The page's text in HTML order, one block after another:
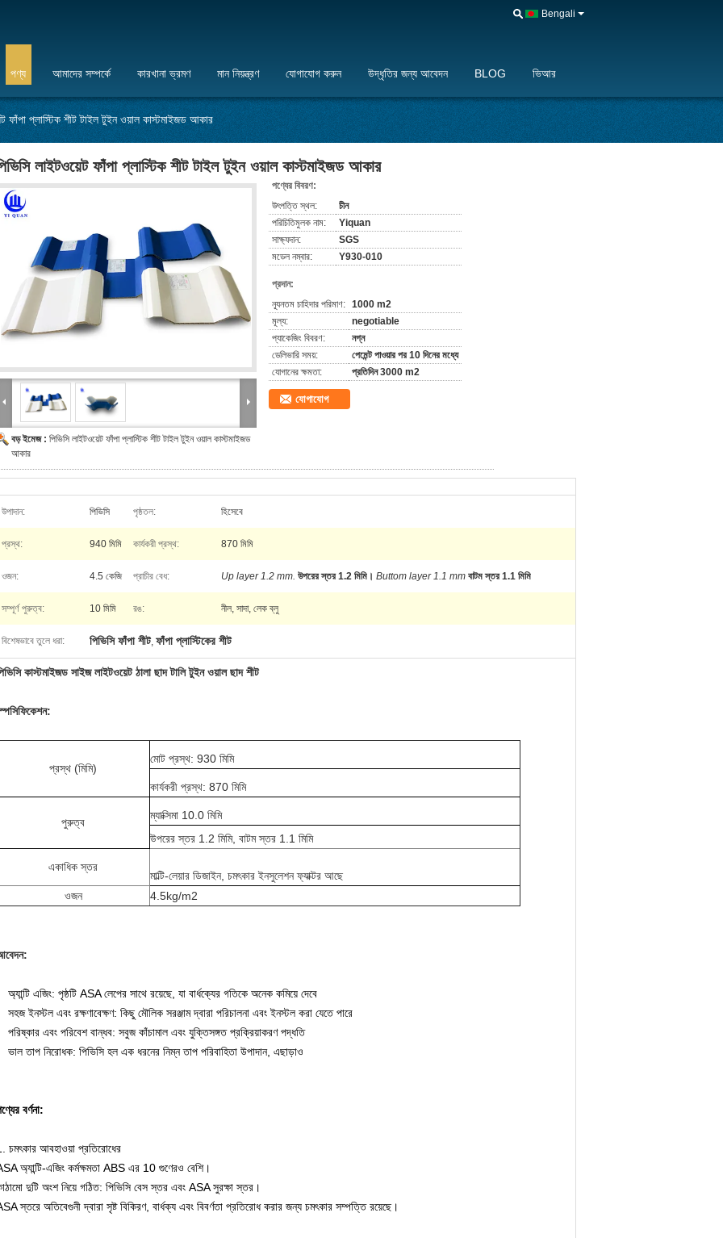
Bengali
পণ্য আমাদের সম্পর্কে কারখানা ভ্রমণ মান নিয়ন্ত্রণ যোগাযোগ করুন উদ্ধৃতির জন্য আবেদন BLOG ভিআর
ফাঁপা প্লাস্টিক শীট টাইল টুইন ওয়াল কাস্টমাইজড আকার
লাইটওয়েট ফাঁপা প্লাস্টিক শীট টাইল টুইন ওয়াল কাস্টমাইজড আকার
বড় ইমেজ : পিভিসি লাইটওয়েট ফাঁপা প্লাস্টিক শীট টাইল টুইন ওয়াল কাস্টমাইজড
আকার
পণ্যের বিবরণ:
উৎপত্তি স্থল:
চীন
পরিচিতিমুলক নাম:
Yiquan
সাক্ষ্যদান:
SGS
মডেল নম্বার:
Y930-010
প্রদান:
ন্যূনতম চাহিদার পরিমাণ: 1000 m2
মূল্য:
negotiable
প্যাকেজিং বিবরণ:
নগ্ন
ডেলিভারি সময়:
পেমেন্ট পাওয়ার পর 10 দিনের মধ্যে
যোগানের ক্ষমতা:
প্রতিদিন 3000 m2
যোগাযোগ
উপাদান: পিভিসি পৃষ্ঠতল: হিসেবে
প্রস্থ: 940 মিমি কার্যকরী প্রস্থ: 870 মিমি
ওজন: 4.5 কেজি প্রাচীর বেধ: Up layer 1.2 mm. উপরের স্তর 1.2 মিমি। Buttom layer 1.1 mm বাটম স্তর 1.1 মিমি
সম্পূর্ণ পুরুত্ব: 10 মিমি রঙ: নীল, সাদা, লেক ব্লু
বিশেষভাবে তুলে ধরা: পিভিসি ফাঁপা শীট, ফাঁপা প্লাস্টিকের শীট
কাস্টমাইজড সাইজ লাইটওয়েট ঠালা ছাদ টালি টুইন ওয়াল ছাদ শীট
প্রস্থ (মিমি)
মোট প্রস্থ: 930 মিমি
কার্যকরী প্রস্থ: 870 মিমি
পুরুত্ব
ম্যাক্সিমা 10.0 মিমি
উপরের স্তর 1.2 মিমি, বাটম স্তর 1.1 মিমি
একাধিক স্তর
মাল্টি-লেয়ার ডিজাইন, চমৎকার ইনসুলেশন ফ্যাক্টর আছে
ওজন
4.5kg/m2
অ্যান্টি এজিং: পৃষ্ঠটি ASA লেপের সাথে রয়েছে, যা বার্ধক্যের গতিকে অনেক কমিয়ে দেবে
সহজ ইনস্টল এবং রক্ষণাবেক্ষণ: কিছু মৌলিক সরঞ্জাম দ্বারা পরিচালনা এবং ইনস্টল করা যেতে পারে
পরিষ্কার এবং পরিবেশ বান্ধব: সবুজ কাঁচামাল এবং যুক্তিসঙ্গত প্রক্রিয়াকরণ পদ্ধতি
ভাল তাপ নিরোধক: পিভিসি হল এক ধরনের নিম্ন তাপ পরিবাহিতা উপাদান, এছাড়াও
বর্ণনা:
চমৎকার আবহাওয়া প্রতিরোধের
অ্যান্টি-এজিং কর্মক্ষমতা ABS এর 10 গুণেরও বেশি।
দুটি অংশ নিয়ে গঠিত: পিভিসি বেস স্তর এবং ASA সুরক্ষা স্তর।
স্তরে অতিবেগুনী দ্বারা সৃষ্ট বিকিরণ, বার্ধক্য এবং বিবর্ণতা প্রতিরোধ করার জন্য চমৎকার সম্পত্তি রয়েছে।